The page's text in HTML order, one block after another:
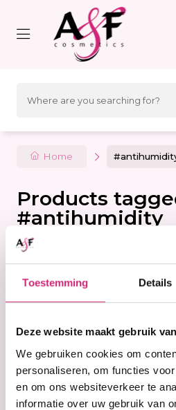
Toestemming Details
Deze website maakt gebruik
We gebruiken cookies om
personaliseren, om functies
en om ons websiteverkeer te
informatie over uw gebruik van
Home
Products
#antihumidity
Filter